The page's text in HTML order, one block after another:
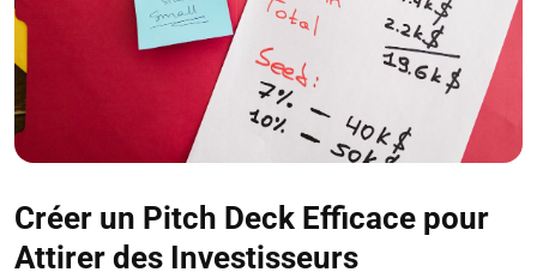
Créer un Pitch Deck Efficace pour
Attirer des Investisseurs